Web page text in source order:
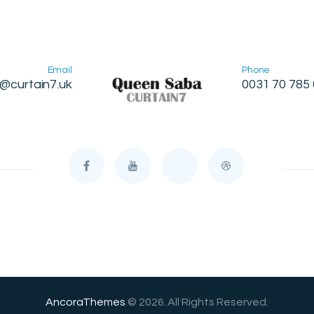
Email Phone
0031 70 785
AncoraThemes © 2026. All Rights Reserved.